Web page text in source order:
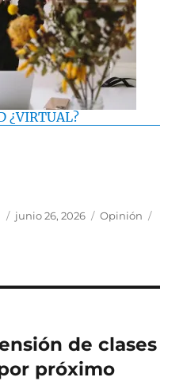
¿VIRTUAL?
P
o
e
junio 26, 2026
C
a
s
Opinión
s
de clases
próximo